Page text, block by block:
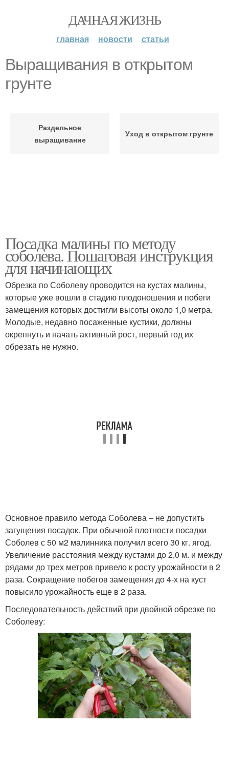
ДАЧНАЯ ЖИЗНЬ
главная новости статьи
Выращивания в открытом
грунте
Раздельное
выращивание
Уход в открытом грунте
Посадка малины по методу
соболева. Пошаговая инструкция
для начинающих
Обрезка по Соболеву проводится на кустах малины,
которые уже вошли в стадию плодоношения и побеги
замещения которых достигли высоты около 1,0 метра.
Молодые, недавно посаженные кустики, должны
окрепнуть и начать активный рост, первый год их
обрезать не нужно.
Основное правило метода Соболева – не допустить
загущения посадок. При обычной плотности посадки
Соболев с 50 м2 малинника получил всего 30 кг. ягод.
Увеличение расстояния между кустами до 2,0 м. и между
рядами до трех метров привело к росту урожайности в 2
раза. Сокращение побегов замещения до 4-х на куст
повысило урожайность еще в 2 раза.
Последовательность действий при двойной обрезке по
Соболеву: